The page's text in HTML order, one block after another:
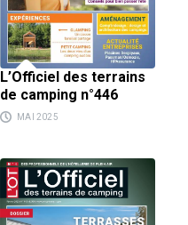
L’Officiel des terrains
de camping n°446
MAI 2025